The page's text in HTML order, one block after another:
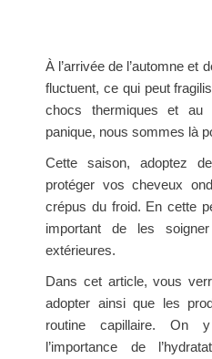
À l’arrivée de l’automne et
fluctuent, ce qui peut
chocs thermiques et au
panique, nous sommes là
Cette saison, adoptez
protéger vos cheveux
crépus du froid. En cette
important de les
extérieures.
Dans cet article, vous
adopter ainsi que les
routine capillaire. On y
l’importance de